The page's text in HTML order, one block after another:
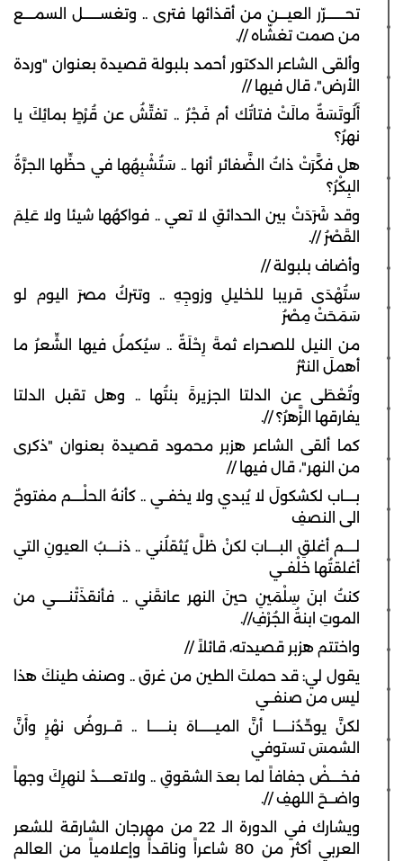
تحـــــــرّر العيـــن من أقذائها فترى .. وتغســــــل السمــــع
من صمت تغشّاه //.
وألقى الشاعر الدكتور أحمد بلبولة قصيدة بعنوان "وردة
الأرض"، قال فيها //
أَلُوتَسَةٌ مالَتْ فتاتُك أم فَجْرُ .. تفتِّشُ عن قُرْطٍ بمائِكَ يا
نهرُ؟
هل فكَّرَتْ ذاتُ الضَّفائر أنها .. سَتُشْبِهُها في حظِّها الجرَّةُ
البِكْرُ؟
وقد شَرَدَتْ بين الحدائقِ لا تعي .. فواكهُها شيئا ولا عَلِمَ
القَصْرُ //.
وأضاف بلبولة //
ستُهْدَى قريبا للخليلِ وزوجِهِ .. وتتركُ مصرَ اليوم لو
سَمَحَتْ مِصْرُ
من النيل للصحراء ثمةَ رِحْلَةٌ .. سيُكملُ فيها الشِّعرُ ما
أهملَ النثرُ
وتُعْطَى عن الدلتا الجزيرةَ بنتُها .. وهل تقبل الدلتا
يفارقها الزَّهرُ؟ //.
كما ألقى الشاعر هزبر محمود قصيدة بعنوان "ذكرى
من النهر"، قال فيها //
بــــاب لكشكولَ لا يُبدي ولا يخفــي .. كأنهُ الحلْــــم مفتوحٌ
الى النصفِ
لــــم أغلقِ البــــابَ لكنْ ظلَّ يُثقلُني .. ذنــــبُ العيونِ التي
أغلقتُها خلْفــي
كنتُ ابنَ سِلْمَينِ حينَ النهر عانقَني .. فأنقذَتْنـــــي من
الموتِ ابنةُ الجُرْفِ//.
واختتم هزبر قصيدته، قائلاً //
يقول لي: قد حملتَ الطين من غرق .. وصنف طينكَ هذا
ليس من صنفــي
لكنَّ يوحِّدُنـــــا أنَّ الميــــــاهَ بنــــــا​ .. قــروضُ نهْرٍ وأَنَّ
الشمسَ تستوفي
فخــــضْ جفافاً لما بعدَ الشقوقِ .. ولا​تعـــــدْ لنهرِكَ وجهاً
واضــحَ اللهفِ //.
ويشارك في الدورة الـ 22 من مهرجان الشارقة للشعر
العربي أكثر من 80 شاعراً وناقداً وإعلامياً من العالم